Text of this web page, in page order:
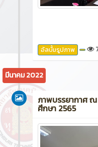
อัลบั้มรูปภาพ
มีนาคม 2022
ภาพบรรยากาศ
ศึกษา 2565